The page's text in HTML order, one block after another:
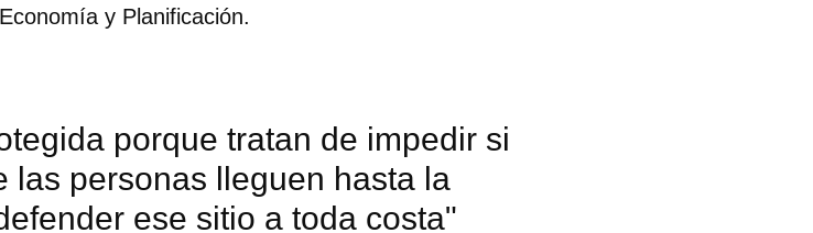
INICIAR SESIÓN CANCELAR
y Planificación.
porque tratan de impedir si
las personas lleguen hasta la
ese sitio a toda costa"